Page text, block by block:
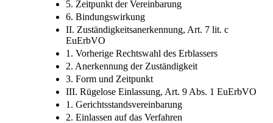
5. Zeitpunkt der Vereinbarung
6. Bindungswirkung
II. Zuständigkeitsanerkennung, Art. 7 lit. c
EuErbVO
1. Vorherige Rechtswahl des Erblassers
2. Anerkennung der Zuständigkeit
3. Form und Zeitpunkt
III. Rügelose Einlassung, Art. 9 Abs. 1 EuErbVO
1. Gerichtsstandsvereinbarung
2. Einlassen auf das Verfahren